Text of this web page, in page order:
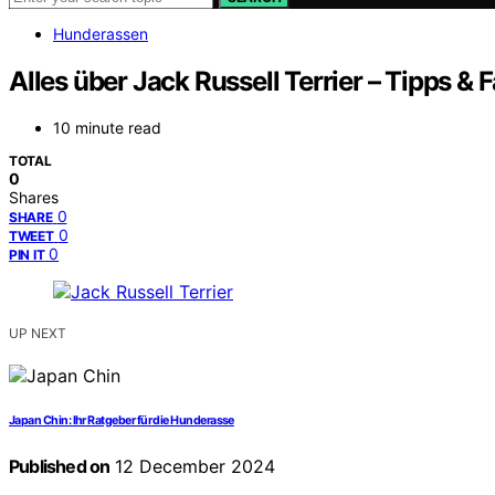
Hunderassen
Alles über Jack Russell Terrier – Tipps &
10 minute read
TOTAL
0
Shares
SHARE 0
TWEET 0
PIN IT 0
UP NEXT
Japan Chin: Ihr Ratgeber für die Hunderasse
Published on 12 December 2024